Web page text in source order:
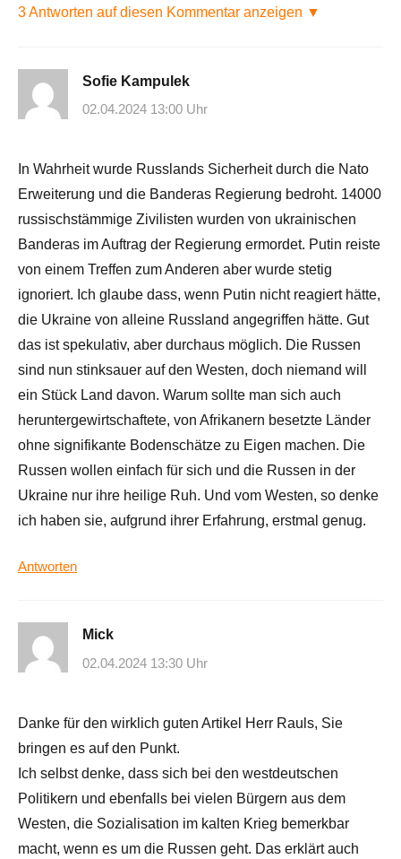
3 Antworten auf diesen Kommentar anzeigen ▼
Sofie Kampulek
02.04.2024 13:00 Uhr
In Wahrheit wurde Russlands Sicherheit durch die Nato
Erweiterung und die Banderas Regierung bedroht. 14000
russischstämmige Zivilisten wurden von ukrainischen
Banderas im Auftrag der Regierung ermordet. Putin reiste
von einem Treffen zum Anderen aber wurde stetig
ignoriert. Ich glaube dass, wenn Putin nicht reagiert hätte,
die Ukraine von alleine Russland angegriffen hätte. Gut
das ist spekulativ, aber durchaus möglich. Die Russen
sind nun stinksauer auf den Westen, doch niemand will
ein Stück Land davon. Warum sollte man sich auch
heruntergewirtschaftete, von Afrikanern besetzte Länder
ohne signifikante Bodenschätze zu Eigen machen. Die
Russen wollen einfach für sich und die Russen in der
Ukraine nur ihre heilige Ruh. Und vom Westen, so denke
ich haben sie, aufgrund ihrer Erfahrung, erstmal genug.
Antworten
Mick
02.04.2024 13:30 Uhr
Danke für den wirklich guten Artikel Herr Rauls, Sie
bringen es auf den Punkt.
Ich selbst denke, dass sich bei den westdeutschen
Politikern und ebenfalls bei vielen Bürgern aus dem
Westen, die Sozialisation im kalten Krieg bemerkbar
macht, wenn es um die Russen geht. Das erklärt auch